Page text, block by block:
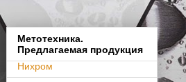
Метотехника.
Предлагаемая продукция
Нихром